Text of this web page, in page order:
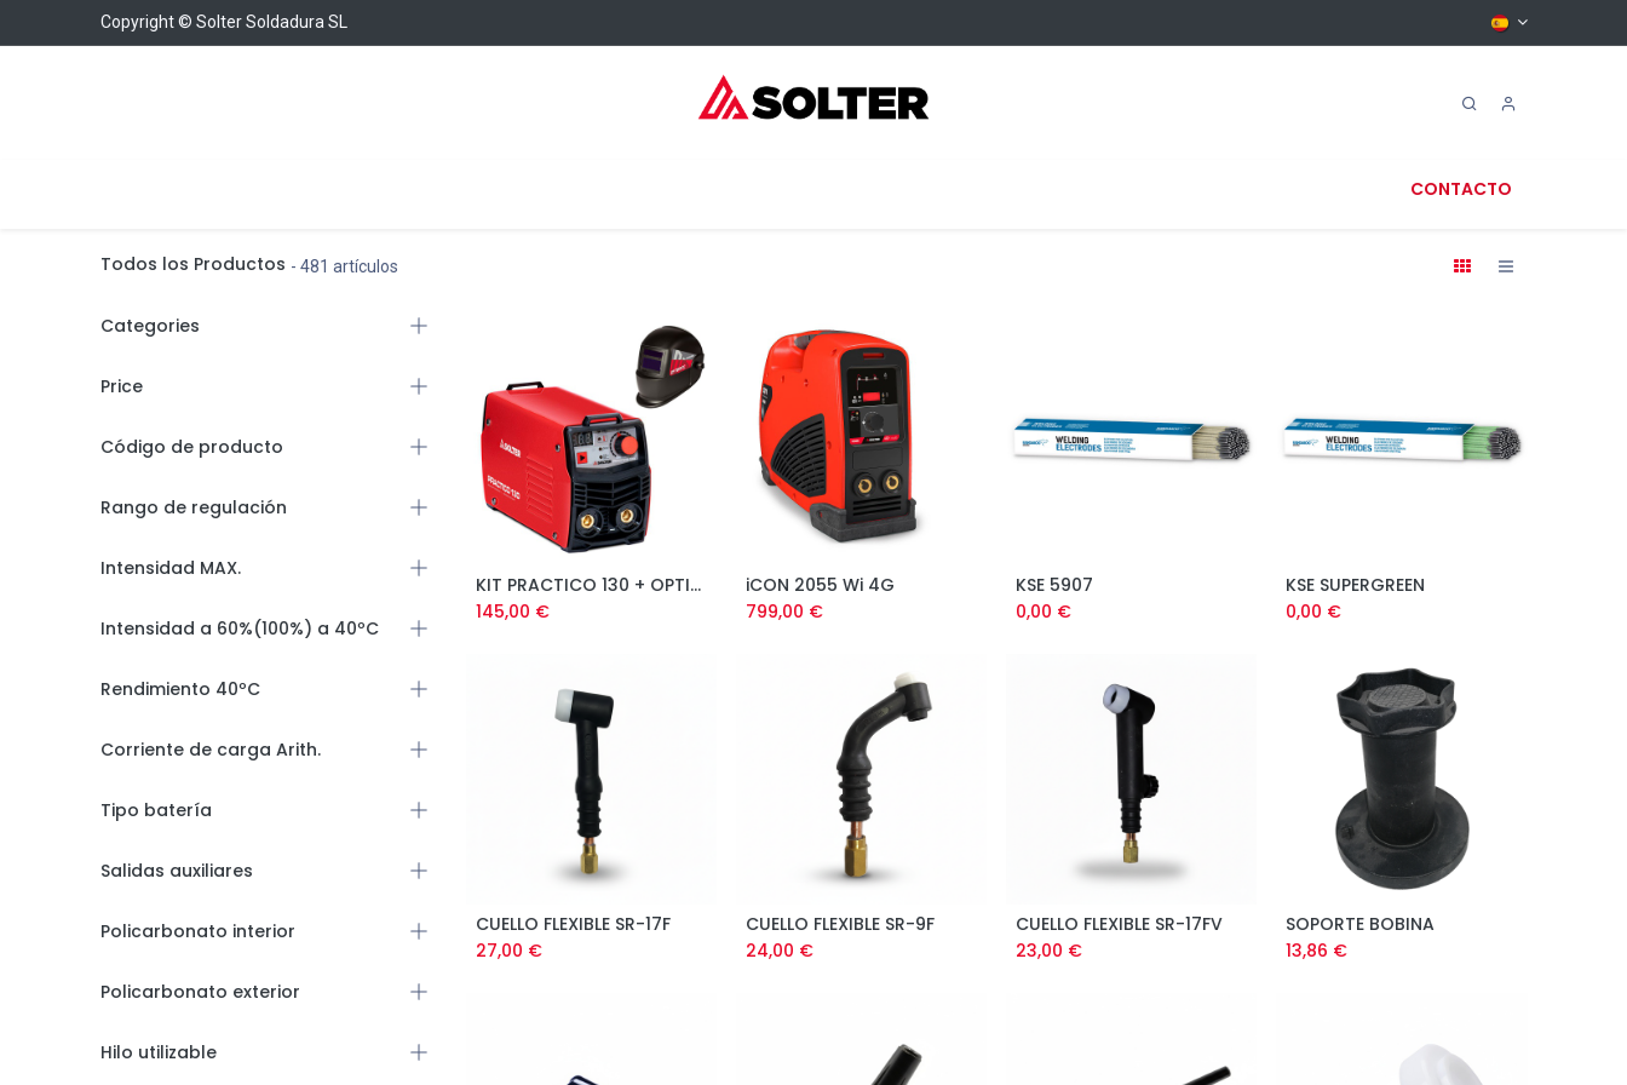
Copyright © Solter Soldadura SL
CONTACTO
Todos los Productos - 481 artículos
Categories
Price
Código de producto
Rango de regulación
Intensidad MAX.
Intensidad a 60%(100%) a 40ºC
Rendimiento 40ºC
Corriente de carga Arith.
Tipo batería
Salidas auxiliares
Policarbonato interior
Policarbonato exterior
Hilo utilizable
KIT PRACTICO 130 + OPTIMATIC 45
145,00 €
iCON 2055 Wi 4G
799,00 €
KSE 5907
0,00 €
KSE SUPERGREEN
0,00 €
CUELLO FLEXIBLE SR-17F
27,00 €
CUELLO FLEXIBLE SR-9F
24,00 €
CUELLO FLEXIBLE SR-17FV
23,00 €
SOPORTE BOBINA
13,86 €